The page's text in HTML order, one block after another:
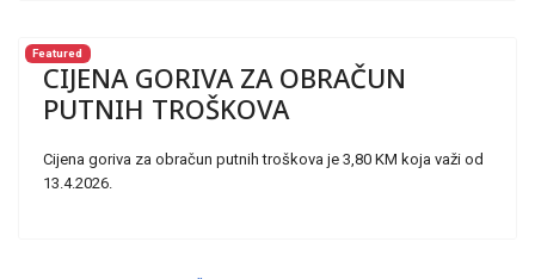
Featured
CIJENA GORIVA ZA OBRAČUN
PUTNIH TROŠKOVA
Cijena goriva za obračun putnih troškova je 3,80 KM koja važi od
13.4.2026.